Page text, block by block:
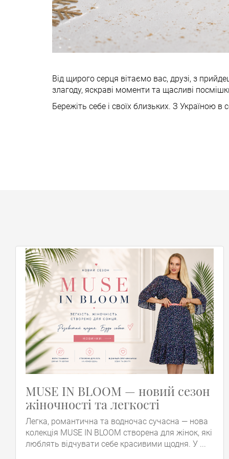
Від щирого серця вітаємо вас, друзі, з
злагоду, яскраві моменти та щасливі
Бережіть себе і своїх близьких. З Україною в
MUSE IN BLOOM — новий сезон
жіночності та легкості
Легка, романтична та водночас сучасна — нова
колекція MUSE IN BLOOM створена для жінок, які
люблять відчувати себе красивими щодня. У ...